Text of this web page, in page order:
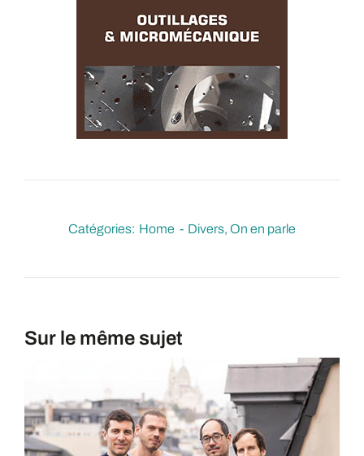
Catégories: Home Divers On en parle
Sur le même sujet